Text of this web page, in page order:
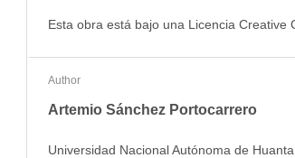
Esta obra está bajo una Licencia Creative
Author
Artemio Sánchez Portocarrero
Universidad Nacional Autónoma de